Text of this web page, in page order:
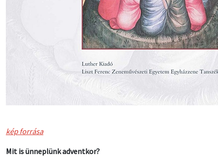
kép forrása
Mit is ünneplünk adventkor?